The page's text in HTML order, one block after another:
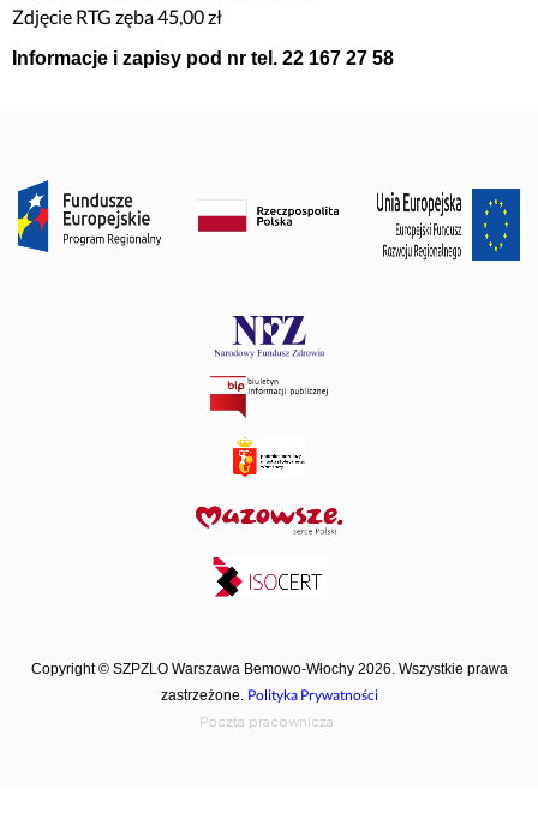
Zdjęcie RTG zęba 45,00 zł
Informacje i zapisy pod nr tel. 22 167 27 58
Copyright © SZPZLO Warszawa Bemowo-Włochy 2026. Wszystkie prawa
zastrzeżone. Polityka Prywatności
Poczta pracownicza